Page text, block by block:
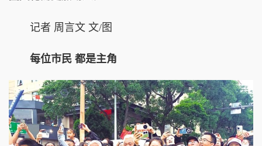
记者 周言文 文/图
每位市民 都是主角